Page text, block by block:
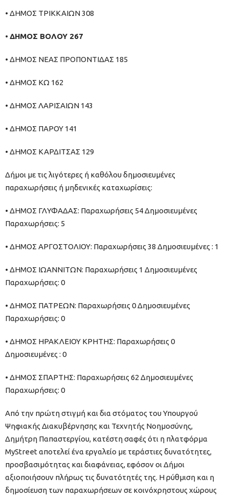
• ΔΗΜΟΣ ΤΡΙΚΚΑΙΩΝ 308
• ΔΗΜΟΣ ΒΟΛΟΥ 267
• ΔΗΜΟΣ ΝΕΑΣ ΠΡΟΠΟΝΤΙΔΑΣ 185
• ΔΗΜΟΣ ΚΩ 162
• ΔΗΜΟΣ ΛΑΡΙΣΑΙΩΝ 143
• ΔΗΜΟΣ ΠΑΡΟΥ 141
• ΔΗΜΟΣ ΚΑΡΔΙΤΣΑΣ 129
Δήμοι με τις λιγότερες ή καθόλου δημοσιευμένες
παραχωρήσεις ή μηδενικές καταχωρίσεις:
• ΔΗΜΟΣ ΓΛΥΦΑΔΑΣ: Παραχωρήσεις 54 Δημοσιευμένες
Παραχωρήσεις: 5
• ΔΗΜΟΣ ΑΡΓΟΣΤΟΛΙΟΥ: Παραχωρήσεις 38 Δημοσιευμένες : 1
• ΔΗΜΟΣ ΙΩΑΝΝΙΤΩΝ: Παραχωρήσεις 1 Δημοσιευμένες
Παραχωρήσεις: 0
• ΔΗΜΟΣ ΠΑΤΡΕΩΝ: Παραχωρήσεις 0 Δημοσιευμένες
Παραχωρήσεις: 0
• ΔΗΜΟΣ ΗΡΑΚΛΕΙΟΥ ΚΡΗΤΗΣ: Παραχωρήσεις 0
Δημοσιευμένες : 0
• ΔΗΜΟΣ ΣΠΑΡΤΗΣ: Παραχωρήσεις 62 Δημοσιευμένες
Παραχωρήσεις: 0
Από την πρώτη στιγμή και δια στόματος του Υπουργού
Ψηφιακής Διακυβέρνησης και Τεχνητής Νοημοσύνης,
Δημήτρη Παπαστεργίου, κατέστη σαφές ότι η πλατφόρμα
MyStreet αποτελεί ένα εργαλείο με τεράστιες δυνατότητες,
προσβασιμότητας και διαφάνειας, εφόσον οι Δήμοι
αξιοποιήσουν πλήρως τις δυνατότητές της. Η ρύθμιση και η
δημοσίευση των παραχωρήσεων σε κοινόχρηστους χώρους